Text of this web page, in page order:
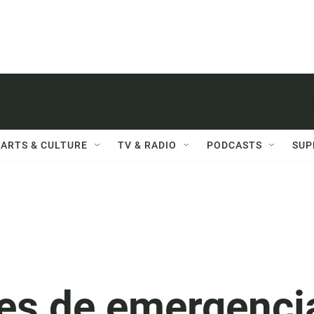
ARTS & CULTURE TV & RADIO PODCASTS